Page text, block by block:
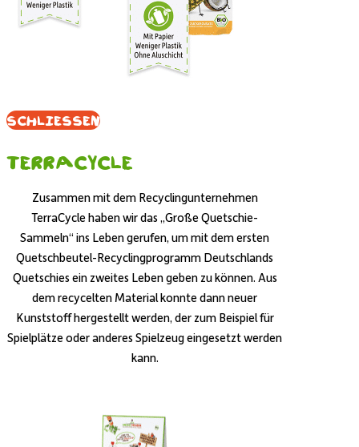
Schliessen
Terracycle
Zusammen mit dem Recyclingunternehmen
TerraCycle haben wir das „Große Quetschie-
Sammeln“ ins Leben gerufen, um mit dem ersten
Quetschbeutel-Recyclingprogramm Deutschlands
Quetschies ein zweites Leben geben zu können. Aus
dem recycelten Material konnte dann neuer
Kunststoff hergestellt werden, der zum Beispiel für
Spielplätze oder anderes Spielzeug eingesetzt werden
kann.